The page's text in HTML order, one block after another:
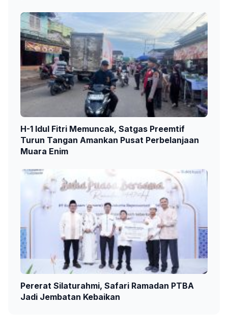
H-1 Idul Fitri Memuncak, Satgas Preemtif
Turun Tangan Amankan Pusat Perbelanjaan
Muara Enim
Pererat Silaturahmi, Safari Ramadan PTBA
Jadi Jembatan Kebaikan